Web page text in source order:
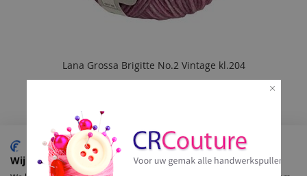
Lana Grossa Brigitte No.2 Vintage kl.204
TOE
AAN
Wij gebruiken cookies